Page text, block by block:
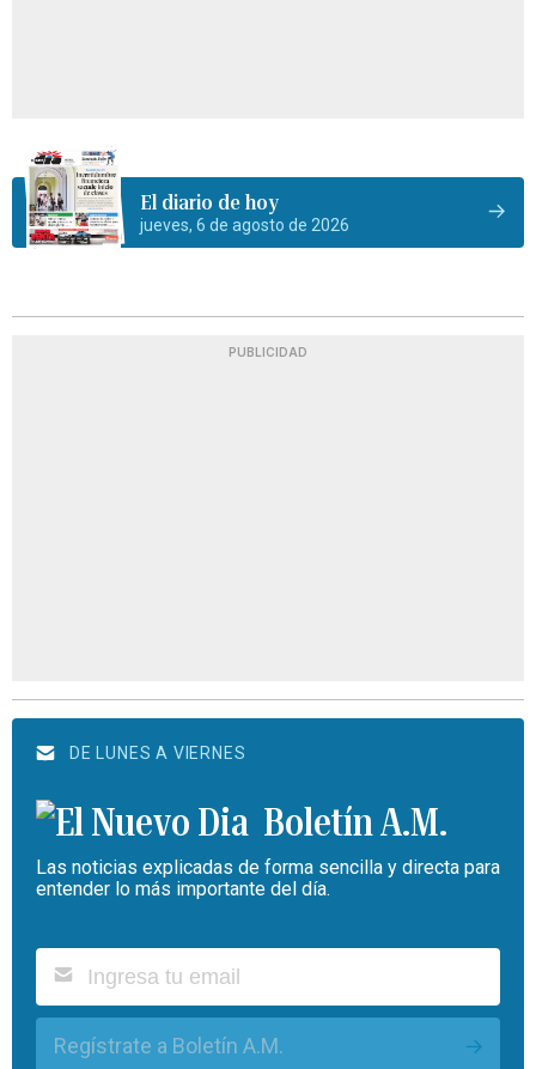
El diario de hoy
jueves, 6 de agosto de 2026
PUBLICIDAD
DE LUNES A VIERNES
Boletín A.M.
Las noticias explicadas de forma sencilla y directa para
entender lo más importante del día.
Regístrate a Boletín A.M.